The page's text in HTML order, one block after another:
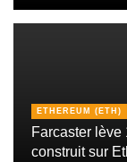
ETHEREUM (ETH)
Farcaster lève
construit sur